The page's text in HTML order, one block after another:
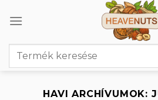
Keresés
HAVI ARCHÍVUMOK: